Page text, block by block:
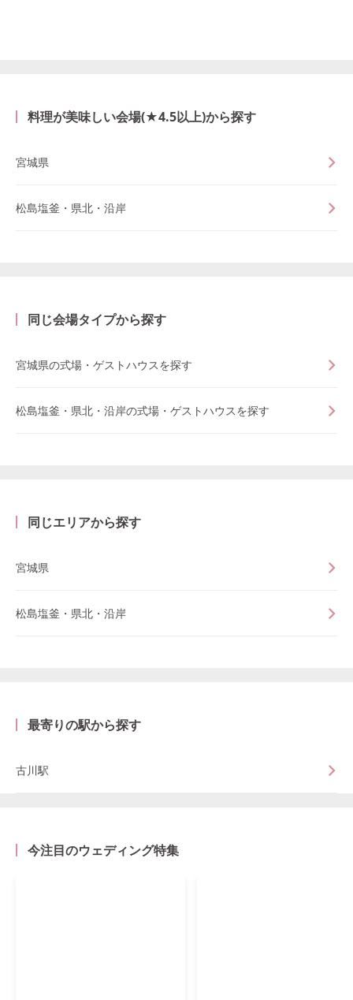
料理が美味しい会場(★4.5以上)から探す
宮城県
松島塩釜・県北・沿岸
同じ会場タイプから探す
宮城県の式場・ゲストハウスを探す
松島塩釜・県北・沿岸の式場・ゲストハウスを探す
同じエリアから探す
宮城県
松島塩釜・県北・沿岸
最寄りの駅から探す
古川駅
今注目のウェディング特集